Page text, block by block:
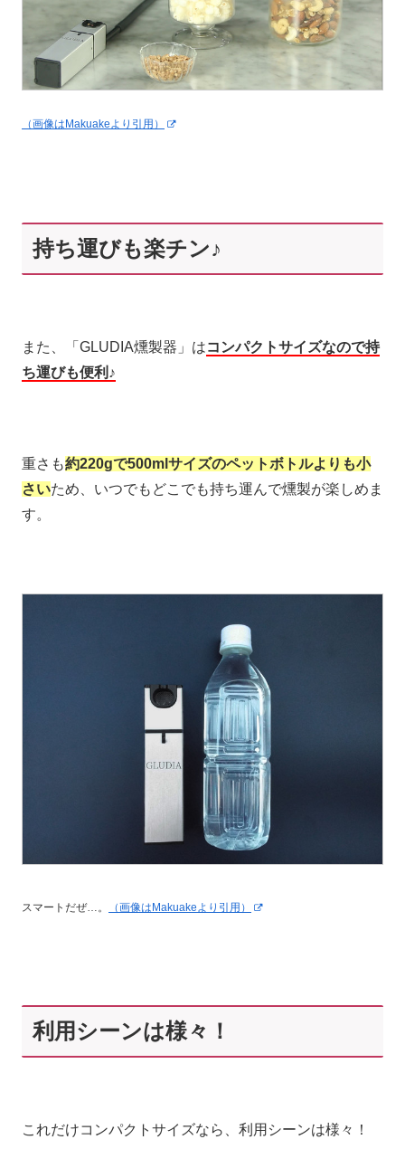
（画像はMakuakeより引用）
持ち運びも楽チン♪
また、「GLUDIA燻製器」はコンパクトサイズなので持
ち運びも便利♪
重さも約220gで500mlサイズのペットボトルよりも小
さいため、いつでもどこでも持ち運んで燻製が楽しめま
す。
スマートだぜ…。 （画像はMakuakeより引用）
利用シーンは様々！
これだけコンパクトサイズなら、利用シーンは様々！